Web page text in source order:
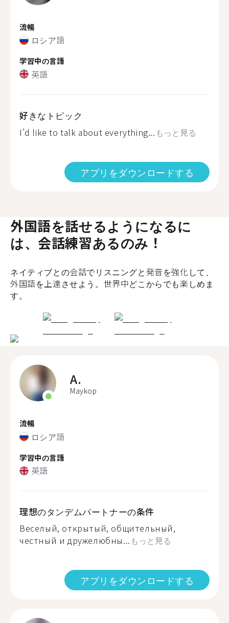
流暢
ロシア語
学習中の言語
英語
好きなトピック
I’d like to talk about everything... もっと見る
アプリをダウンロードする
外国語を話せるようになるに
は、会話練習あるのみ！
ネイティブとの会話でリスニングと発音を強化して、
外国語を上達させよう。世界中どこからでも楽しめま
す。
A.
Maykop
流暢
ロシア語
学習中の言語
英語
理想のタンデムパートナーの条件
Веселый, открытый, общительный,
честный и дружелюбны... もっと見る
アプリをダウンロードする